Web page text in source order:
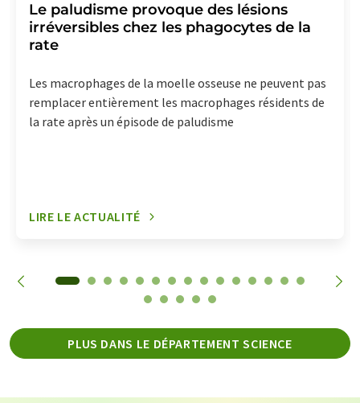
Le paludisme provoque des lésions
irréversibles chez les phagocytes de la
rate
Les macrophages de la moelle osseuse ne peuvent pas
remplacer entièrement les macrophages résidents de
la rate après un épisode de paludisme
LIRE LE ACTUALITÉ
PLUS DANS LE DÉPARTEMENT SCIENCE